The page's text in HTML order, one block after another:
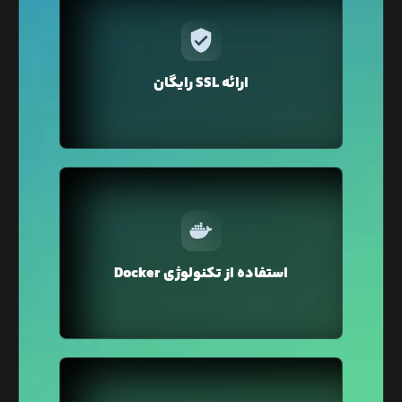
ارائه SSL رایگان
در لیارا برای دامنه‌ی‌ اختصاصی‌تان فقط با یک کلیک
می‌توانید گواهی SSL را تهیه کنید. نگران تمدید هم
شما تمدید می‌کند.
استفاده از تکنولوژی Docker
وبسایت شما استفاده می‌شود که محیطی ایزوله و
ایمن را برای اجرای وبسایت شما فراهم می‌کند.